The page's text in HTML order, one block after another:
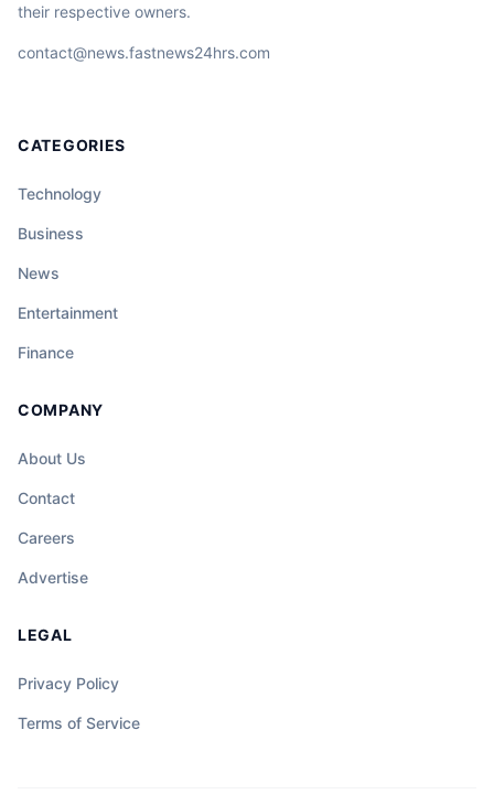
their respective owners.
contact@news.fastnews24hrs.com
CATEGORIES
Technology
Business
News
Entertainment
Finance
COMPANY
About Us
Contact
Careers
Advertise
LEGAL
Privacy Policy
Terms of Service